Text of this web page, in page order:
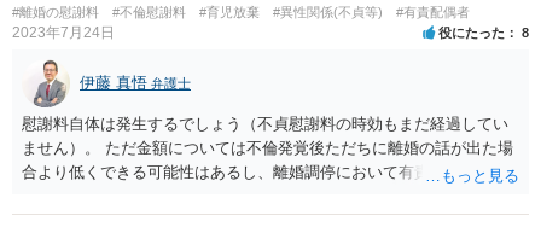
#離婚の慰謝料 #不倫慰謝料 #育児放棄 #異性関係(不貞等) #有責配偶者
2023年7月24日 役にたった 8
伊藤 真悟 弁護士
慰謝料自体は発生するでしょう（不貞慰謝料の時効もまだ経過してい
ません）。 ただ金額については不倫発覚後ただちに離婚の話が出た場
合より低くできる可能性はあるし、離婚調停において有責配偶者の主
主張は考えられます。 養育費なども含めて一度弁護士に相談すること